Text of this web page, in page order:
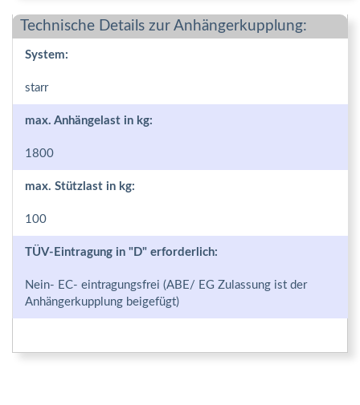
Technische Details zur Anhängerkupplung:
System:
starr
max. Anhängelast in kg:
1800
max. Stützlast in kg:
100
TÜV-Eintragung in "D" erforderlich:
Nein- EC- eintragungsfrei (ABE/ EG Zulassung ist der
Anhängerkupplung beigefügt)